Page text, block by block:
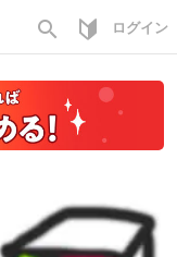
search ログイン